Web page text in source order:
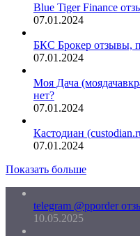
Blue Tiger Finance
07.01.2024
БКС Брокер отзывы,
07.01.2024
Моя Дача
нет?
07.01.2024
Кастодиан
07.01.2024
Показать больше
telegram @pporder
10.05.2025